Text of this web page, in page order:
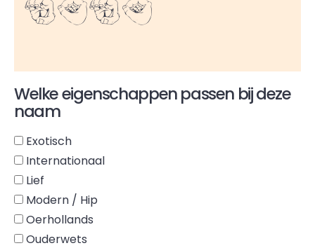
Welke eigenschappen passen bij deze
naam
Exotisch
Internationaal
Lief
Modern / Hip
Oerhollands
Ouderwets